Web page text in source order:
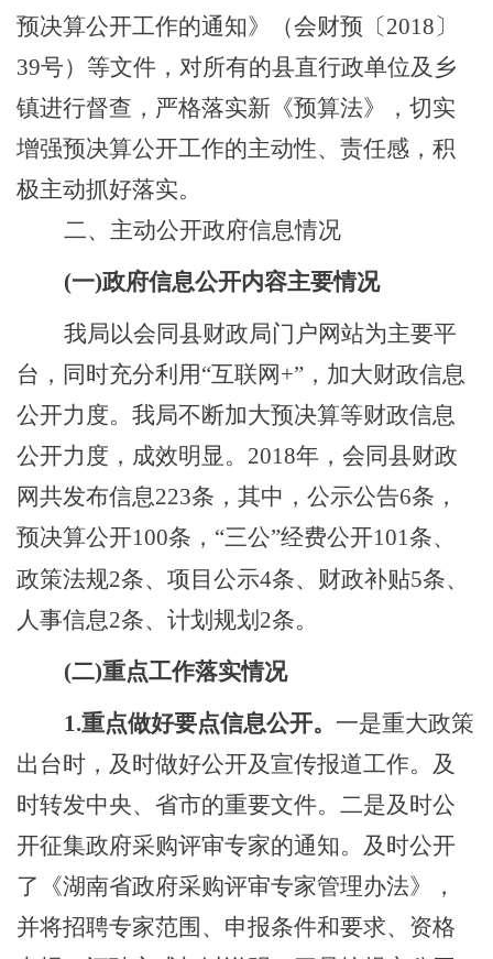
预决算公开工作的通知》（会财预〔2018〕
39号）等文件， 对所有的县直行政单位及 乡
镇进行督查 ，严格落实新《预算法》，切实
增强预决算公开工作的主动性、责任感，积
极主动抓好落实。
二、主动公开政府信息情况
(一)政府信息公开内容主要情况
我局以会同县财政局门户网站为主要平
台，同时充分利用“互联网+”，加大财政信息
公开力度。 我局不断加大预决算等财政信息
公开力度，成效明显。 2018年，会同县财政
网共发布信息223条， 其中， 公示公告6条 ，
预决算公开100条， “三公”经费公开101条、
政策法规2条、项目公示4条、财政补贴5条、
人事信息2条、计划规划 2条。
(二)重点工作落实情况
1.重点做好要点信息公开。 一是重大政策
出台时，及时做好公开及宣传报道工作。及
时转发中央、省市的重要文件。二是及时公
开征集政府采购评审专家的通知。及时公开
了《湖南省政府采购评审专家管理办法》，
并将招聘专家范围、申报条件和要求、资格